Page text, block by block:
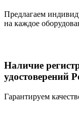
Предлагаем
на каждое
Наличие
удостоверений
Гарантируем